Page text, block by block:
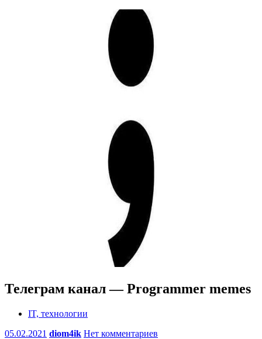
Телеграм канал — Programmer memes
IT, технологии
05.02.2021 diom4ik Нет комментариев